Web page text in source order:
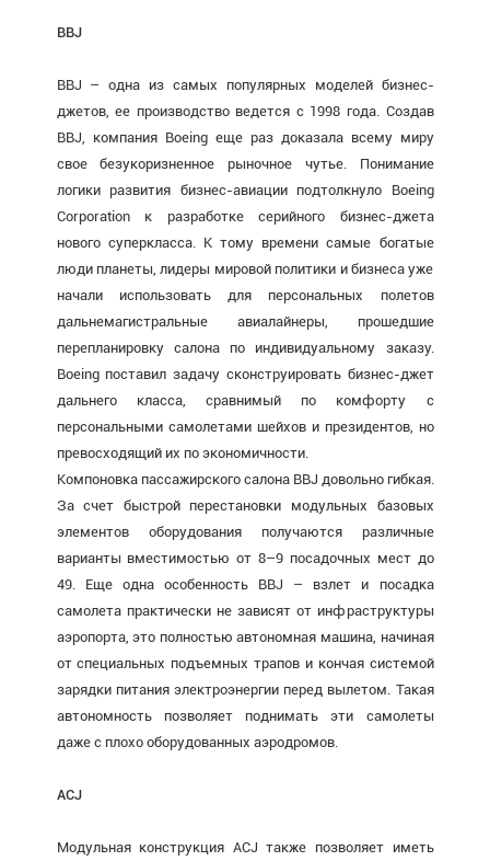
BBJ
BBJ – одна из самых популярных моделей бизнес-
джетов, ее производство ведется с 1998 года. Создав
BBJ, компания Boeing еще раз доказала всему миру
свое безукоризненное рыночное чутье. Понимание
логики развития бизнес-авиации подтолкнуло Boeing
Corporation к разработке серийного бизнес-джета
нового суперкласса. К тому времени самые богатые
люди планеты, лидеры мировой политики и бизнеса уже
начали использовать для персональных полетов
дальнемагистральные авиалайнеры, прошедшие
перепланировку салона по индивидуальному заказу.
Boeing поставил задачу сконструировать бизнес-джет
дальнего класса, сравнимый по комфорту с
персональными самолетами шейхов и президентов, но
превосходящий их по экономичности.
Компоновка пассажирского салона BBJ довольно гибкая.
За счет быстрой перестановки модульных базовых
элементов оборудования получаются различные
варианты вместимостью от 8–9 посадочных мест до
49. Еще одна особенность BBJ – взлет и посадка
самолета практически не зависят от инфраструктуры
аэропорта, это полностью автономная машина, начиная
от специальных подъемных трапов и кончая системой
зарядки питания электроэнергии перед вылетом. Такая
автономность позволяет поднимать эти самолеты
даже с плохо оборудованных аэродромов.
ACJ
Модульная конструкция ACJ также позволяет иметь